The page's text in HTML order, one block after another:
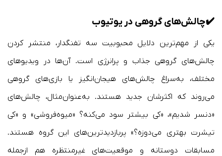
✔️چالش‌های گروهی در یوتیوب
یکی از مهم‌ترین دلایل محبوبیت سه تفنگدار، منتشر کردن
چالش‌های گروهی جذاب و پرانرژی است. آن‌ها در ویدیوهای
مختلف، به‌سراغ چالش‌های هیجان‌انگیز یا بازی‌های گروهی
می‌روند که اکثرشان جدید هستند. به‌عنوان‌مثال، چالش‌های
«دنسر شدیم»، «کی بیشتر سود می‌کنه؟ «میوه‌فروشی» و «کی
تیشرت بهتری می‌دوزه؟» پربازدیدترین‌های این گروه هستند.
مسابقات دوستانه و موقعیت‌های غیرمنتظره هم ازجمله